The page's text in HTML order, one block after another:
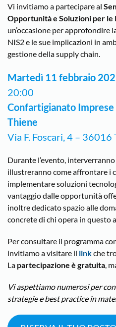
Vi invitiamo a partecipare al
Opportunità e Soluzioni per le
un’occasione per approfondire
NIS2 e le sue implicazioni in
gestione della supply chain.
Martedì 11 febbraio
20:00
Confartigianato Imprese
Thiene
Via F. Foscari, 4 – 36016
Durante l’evento,
illustreranno come affrontare i
implementare soluzioni
vantaggio dalle opportunità
inoltre dedicato spazio alle
concrete di chi opera in questo
Per consultare il programma
invitiamo a visitare il linkche
La partecipazione è gratuita,
Vi aspettiamo numerosi per
strategie e best practice in